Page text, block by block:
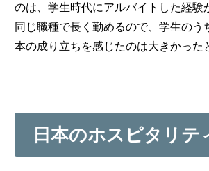
のは、学生時代にアルバイトした経
同じ職種で長く勤めるので、学生の
本の成り立ちを感じたのは大きかった
日本のホスピタリテ